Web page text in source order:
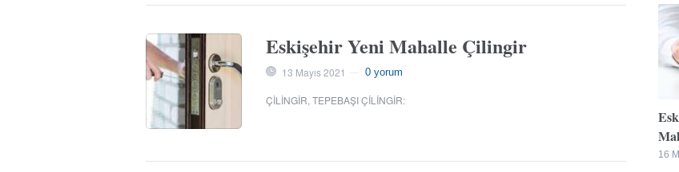
Eskişehir Yeni Mahalle Çilingir
13 Mayıs 2021 0 yorum
ÇILINGIR,TEPEBAŞI ÇILINGIR:
16